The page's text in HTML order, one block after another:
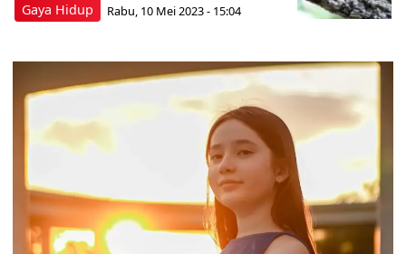
Gaya Hidup Rabu, 10 Mei 2023 - 15:04